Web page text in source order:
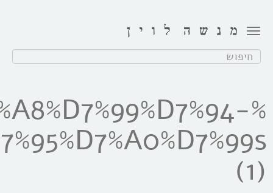
Toggle
navigation
חפש:
(1)